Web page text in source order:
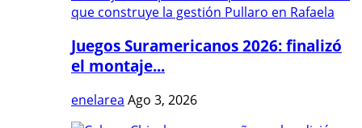
Juegos Suramericanos 2026: finalizó
el montaje...
enelarea Ago 3, 2026